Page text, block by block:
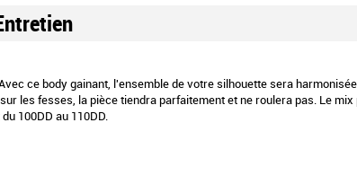
ce body gainant, l'ensemble de votre silhouette sera
les fesses, la pièce tiendra parfaitement et ne roulera pas. Le
100DD au 110DD.